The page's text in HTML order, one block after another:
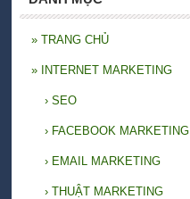
» TRANG CHỦ
» INTERNET MARKETING
› SEO
› FACEBOOK MARKETING
› EMAIL MARKETING
› THUẬT MARKETING